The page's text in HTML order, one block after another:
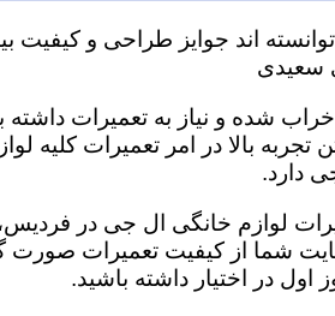
اند جوایز طراحی و کیفیت
شده و نیاز به تعمیرات داشته
بالا در امر تعمیرات کلیه
دارد.
لوازم خانگی ال جی در
شما از کیفیت تعمیرات صورت
اول در اختیار داشته باشید.